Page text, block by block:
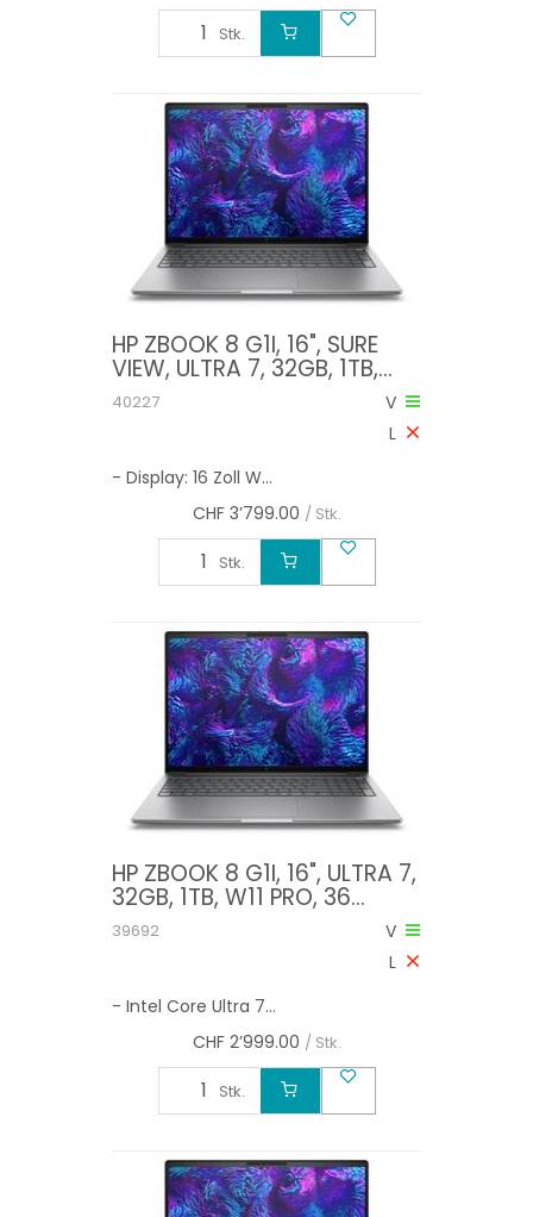
Stk.
HP ZBOOK 8 G1I, 16", SURE
VIEW, ULTRA 7, 32GB, 1TB,
RTX 500, W11PRO
V
L
40227
- Display: 16 Zoll W...
CHF 3’799.00 / Stk.
Stk.
HP ZBOOK 8 G1I, 16", ULTRA 7,
32GB, 1TB, W11 PRO, 36
MONATE ON-SITE GARANTIE
V
L
39692
- Intel Core Ultra 7...
CHF 2’999.00 / Stk.
Stk.